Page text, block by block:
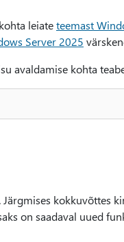
leiateteemast
Server 2025
avaldamise kohta
kokkuvõttes
on saadaval uued